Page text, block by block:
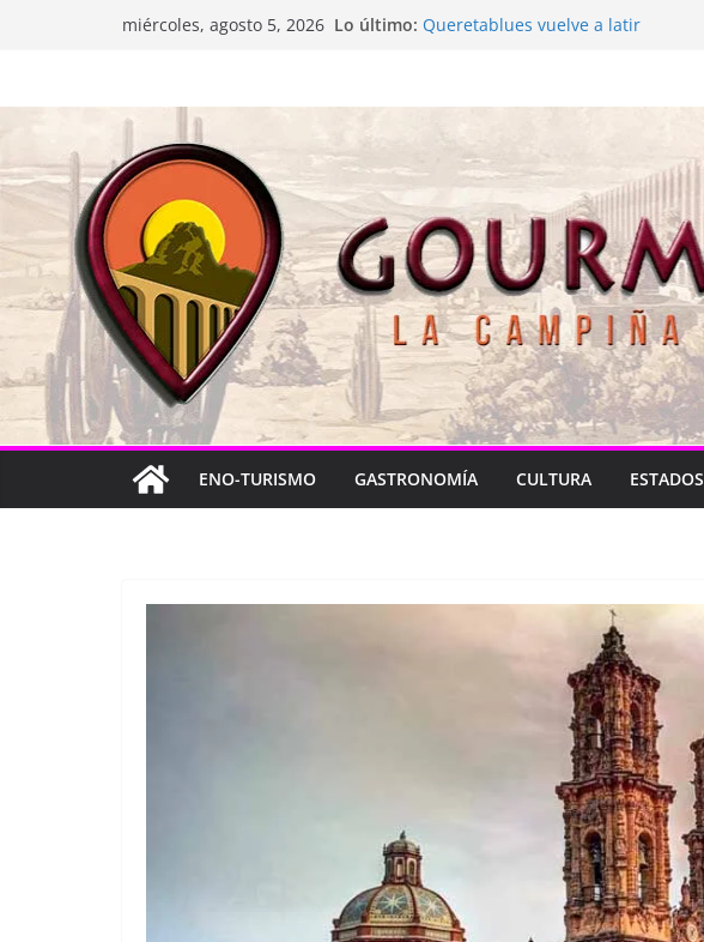
miércoles, agosto 5, 2026 Lo último: Queretablues vuelve a latir
ENO-TURISMO GASTRONOMÍA CULTURA ESTADOS